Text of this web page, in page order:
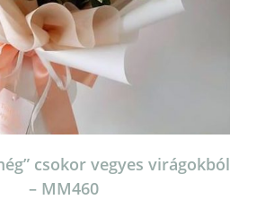
csokor vegyes virágokból
– MM460